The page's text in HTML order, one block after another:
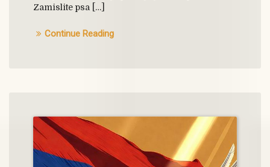
Zamislite psa […]
Continue Reading